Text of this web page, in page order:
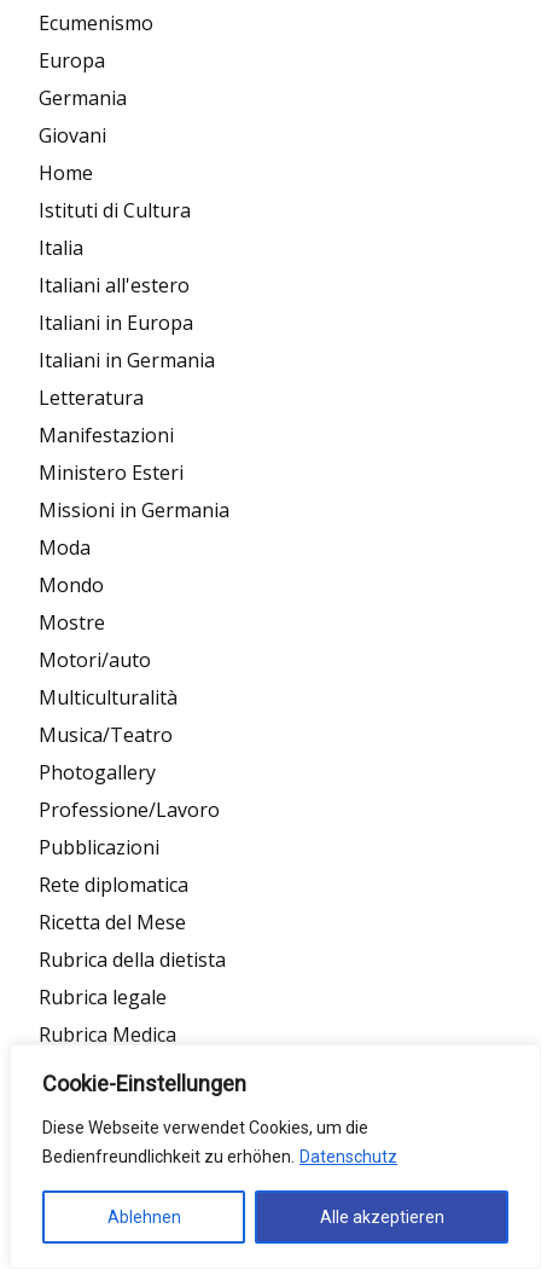
Cookie-Einstellungen
Diese Webseite verwendet Cookies, um die
Bedienfreundlichkeit zu erhöhen.
Datenschutz
Ablehnen Alle akzeptieren
Ecumenismo
Europa
Germania
Giovani
Home
Istituti di Cultura
Italia
Italiani all'estero
Italiani in Europa
Italiani in Germania
Letteratura
Manifestazioni
Ministero Esteri
Missioni in Germania
Moda
Mondo
Mostre
Motori/auto
Multiculturalità
Musica/Teatro
Photogallery
Professione/Lavoro
Pubblicazioni
Rete diplomatica
Ricetta del Mese
Rubrica della dietista
Rubrica legale
Rubrica Medica
Rubrica psicologia
Rubrica teologica
Salute
Scelta del redattore